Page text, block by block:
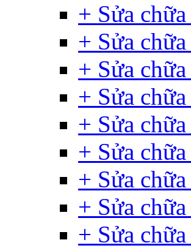
+ Sửa
+ Sửa
+ Sửa
+ Sửa
+ Sửa
+ Sửa
+ Sửa
+ Sửa
+ Sửa